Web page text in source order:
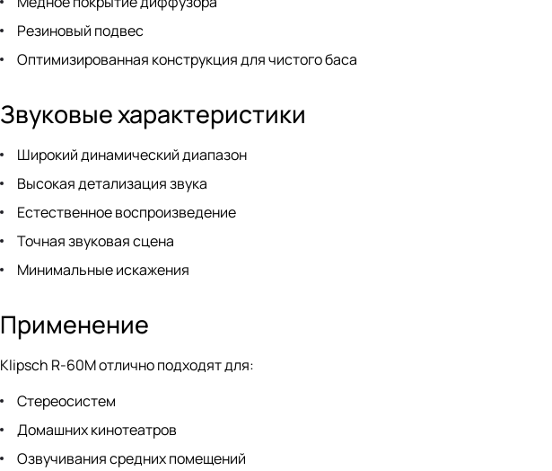
Резиновый подвес
Оптимизированная конструкция для чистого баса
Звуковые характеристики
Широкий динамический диапазон
Высокая детализация звука
Естественное воспроизведение
Точная звуковая сцена
Минимальные искажения
Применение
Klipsch R-60M отлично подходят для:
Стереосистем
Домашних кинотеатров
Озвучивания средних помещений